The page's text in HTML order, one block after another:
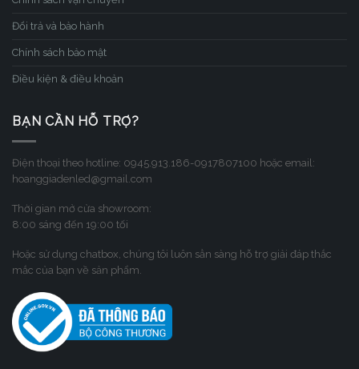
Đổi trả và bảo hành
Chính sách bảo mật
Điều kiện & điều khoản
BẠN CẦN HỖ TRỢ?
Điện thoại theo hotline: 0945.913.186-0917807100 hoặc email:
hoanggiadenled@gmail.com
Thời gian mở cửa showroom:
8:00 sáng đến 19:00 tối
Hoặc sử dụng chatbox, chúng tôi luôn sẳn sàng hỗ trợ giải đáp thắc
mắc của bạn về sản phẩm.